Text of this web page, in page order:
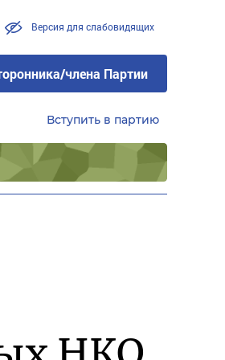
Версия для слабовидящих
члена Партии
Вступить в партию